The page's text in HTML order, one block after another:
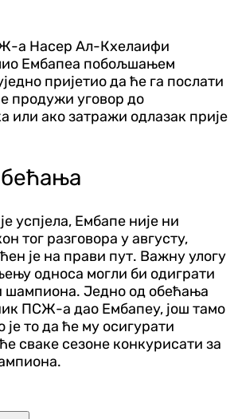
а Насер Ал-Кхелаифи
Ембапеа побољшањем
пријетио да ће га послати
продужи уговор до
или ако затражи одлазак прије
успјела, Ембапе није ни
тог разговора у августу,
је на прави пут. Важну улогу
односа могли би одиграти
шампиона. Једно од обећања
ПСЖ-а дао Ембапеу, још тамо
је то да ће му осигурати
сваке сезоне конкурисати за